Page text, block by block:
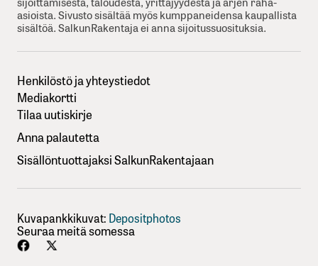
asioista. Sivusto sisältää myös kumppaneidensa kaupallista
sisältöä. SalkunRakentaja ei anna sijoitussuosituksia.
Henkilöstö ja yhteystiedot
Mediakortti
Tilaa uutiskirje
Anna palautetta
Sisällöntuottajaksi SalkunRakentajaan
Kuvapankkikuvat: Depositphotos
Seuraa meitä somessa